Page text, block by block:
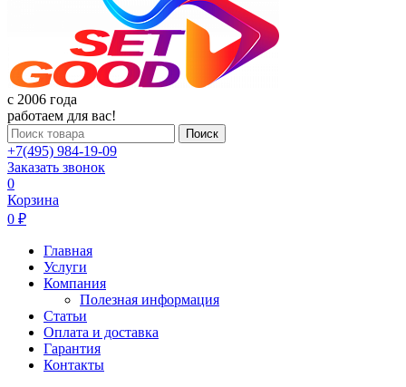
c 2006 года
работаем для вас!
Поиск
+7(495) 984-19-09
Заказать звонок
0
Корзина
0 ₽
Главная
Услуги
Компания
Полезная информация
Статьи
Оплата и доставка
Гарантия
Контакты